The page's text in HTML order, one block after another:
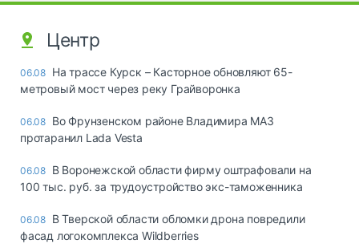
Центр
06.08 На трассе Курск – Касторное обновляют 65-
метровый мост через реку Грайворонка
06.08 Во Фрунзенском районе Владимира МАЗ
протаранил Lada Vesta
06.08 В Воронежской области фирму оштрафовали на
100 тыс. руб. за трудоустройство экс-таможенника
06.08 В Тверской области обломки дрона повредили
фасад логокомплекса Wildberries